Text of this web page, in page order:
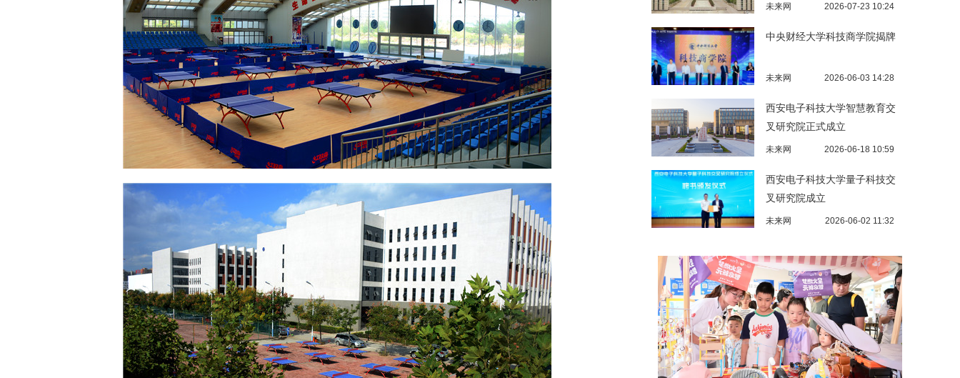
未来网 2026-07-23 10:24
中央财经大学科技商学院揭牌
未来网 2026-06-03 14:28
西安电子科技大学智慧教育交
叉研究院正式成立
未来网 2026-06-18 10:59
西安电子科技大学量子科技交
叉研究院成立
未来网 2026-06-02 11:32